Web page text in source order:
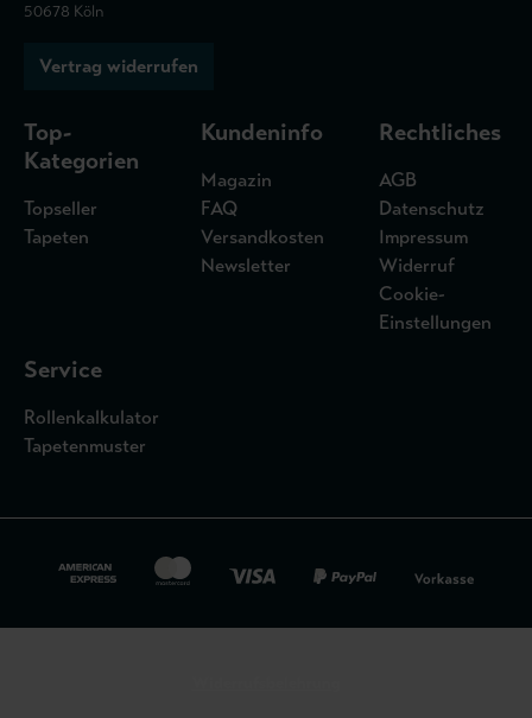
50678 Köln
Vertrag widerrufen
Top-
Kategorien
Topseller
Tapeten
Kundeninfo
Magazin
FAQ
Versandkosten
Newsletter
Rechtliches
AGB
Datenschutz
Impressum
Widerruf
Cookie-
Einstellungen
Service
Rollenkalkulator
Tapetenmuster